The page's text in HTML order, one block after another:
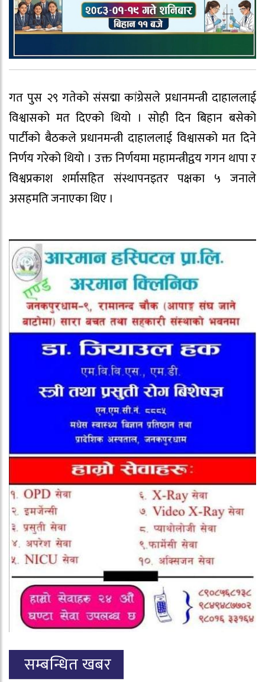
गत पुस २९ गतेको संसद्मा कांग्रेसले प्रधानमन्त्री दाहाललाई
विश्वासको मत दिएको थियो । सोही दिन बिहान बसेको
पार्टीको बैठकले प्रधानमन्त्री दाहाललाई विश्वासको मत दिने
निर्णय गरेको थियो । उक्त निर्णयमा महामन्त्रीद्वय गगन थापा र
विश्वप्रकाश शर्मासहित संस्थापनइतर पक्षका ५ जनाले
असहमति जनाएका थिए ।
सम्बन्धित खबर